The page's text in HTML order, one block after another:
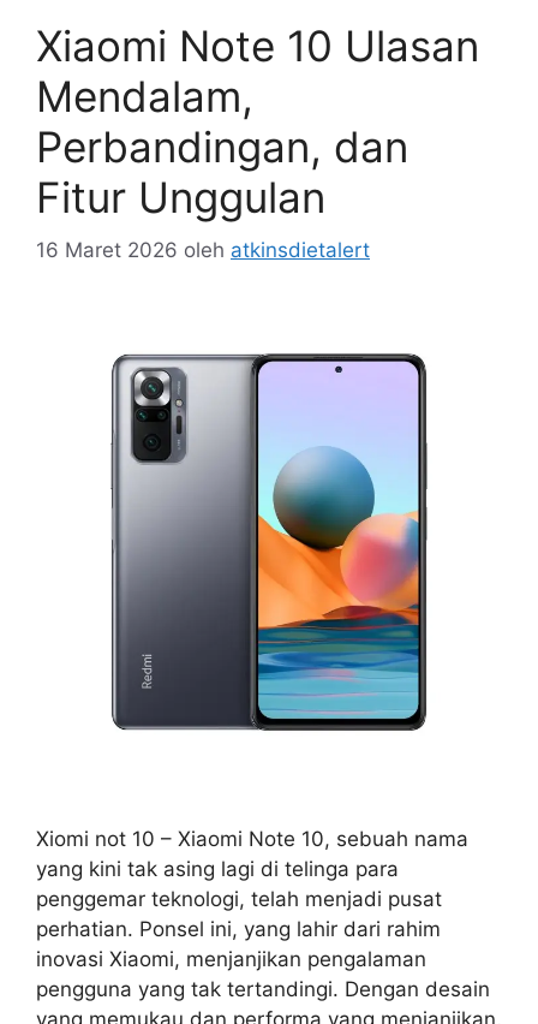
Xiaomi Note 10 Ulasan
Mendalam,
Perbandingan, dan
Fitur Unggulan
16 Maret 2026 oleh atkinsdietalert
Xiomi not 10 – Xiaomi Note 10, sebuah nama
yang kini tak asing lagi di telinga para
penggemar teknologi, telah menjadi pusat
perhatian. Ponsel ini, yang lahir dari rahim
inovasi Xiaomi, menjanjikan pengalaman
pengguna yang tak tertandingi. Dengan desain
yang memukau dan performa yang menjanjikan,